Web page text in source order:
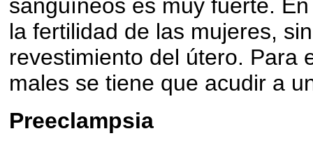
sanguíneos es muy fuerte.
la fertilidad de las mujeres,
revestimiento del útero. Para
males se tiene que acudir a
Preeclampsia